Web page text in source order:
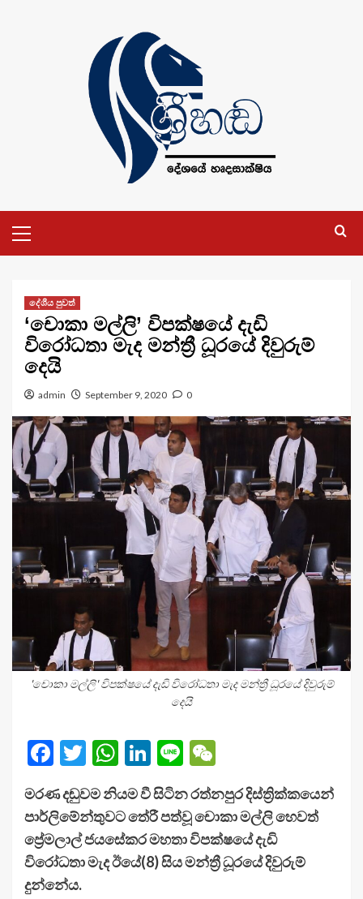
Menu
දේශීය පුවත්
‘චොකා මල්ලි’ විපක්ෂයේ දැඩි
විරෝධතා මැද මන්ත්‍රී ධූරයේ දිවුරුම්
දෙයි
admin September 9, 2020 0
'චොකා මල්ලි' විපක්ෂයේ දැඩි විරෝධතා මැද මන්ත්‍රී ධූරයේ දිවුරුම්
දෙයි
Facebook
Twitter
WhatsApp
LinkedIn
Line
මරණ දඬුවම නියම වී සිටින රත්නපුර දිස්ත්‍රික්කයෙන්
පාර්ලිමේන්තුවට තේරී පත්වූ චොකා මල්ලි හෙවත්
ප්‍රේමලාල් ජයසේකර මහතා විපක්ෂයේ දැඩි
විරෝධතා මැද ඊයේ(8) සිය මන්ත්‍රී ධූරයේ දිවුරුම්
දුන්නේය.